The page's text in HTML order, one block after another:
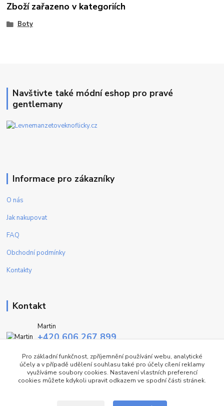
Zboží zařazeno v kategoriích
Boty
Navštivte také módní eshop pro pravé
gentlemany
Informace pro zákazníky
O nás
Jak nakupovat
FAQ
Obchodní podmínky
Kontakty
Kontakt
Martin
+420 606 267 899
info@fashiontrend.cz
Pro základní funkčnost, zpříjemnění používání webu, analytické
účely a v případě udělení souhlasu také pro účely cílení reklamy
využíváme soubory cookies. Nastavení vlastních preferencí
cookies můžete kdykoli upravit odkazem ve spodní části stránek.